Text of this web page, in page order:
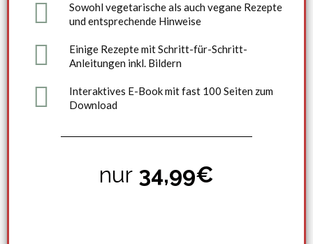
Sowohl vegetarische als auch vegane Rezepte
und entsprechende Hinweise
Einige Rezepte mit Schritt-für-Schritt-
Anleitungen inkl. Bildern
Interaktives E-Book mit fast 100 Seiten zum
Download
nur 34,99€